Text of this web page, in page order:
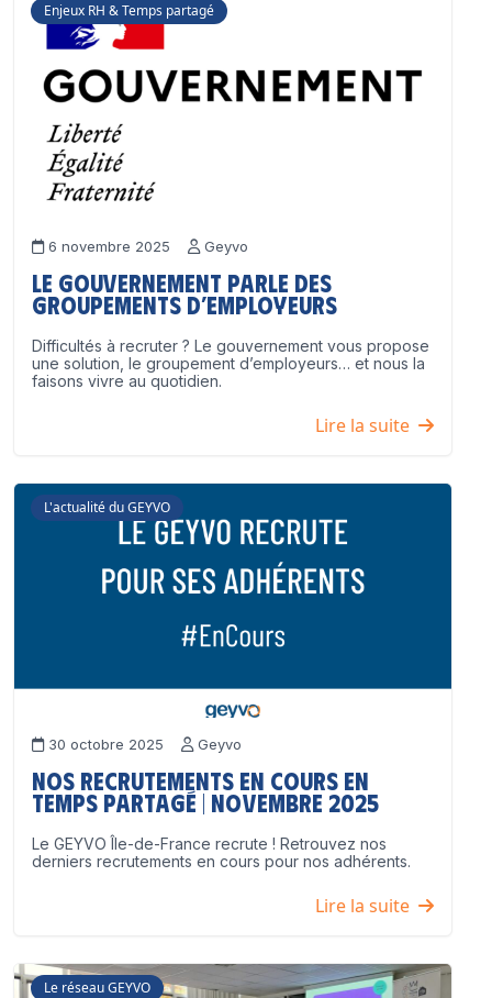
Enjeux RH & Temps partagé
6 novembre 2025 Geyvo
Le Gouvernement parle des
groupements d’employeurs
Difficultés à recruter ? Le gouvernement vous propose
une solution, le groupement d’employeurs… et nous la
faisons vivre au quotidien.
Lire la suite
L'actualité du GEYVO
30 octobre 2025 Geyvo
Nos recrutements en cours en
temps partagé | Novembre 2025
Le GEYVO Île-de-France recrute ! Retrouvez nos
derniers recrutements en cours pour nos adhérents.
Lire la suite
Le réseau GEYVO